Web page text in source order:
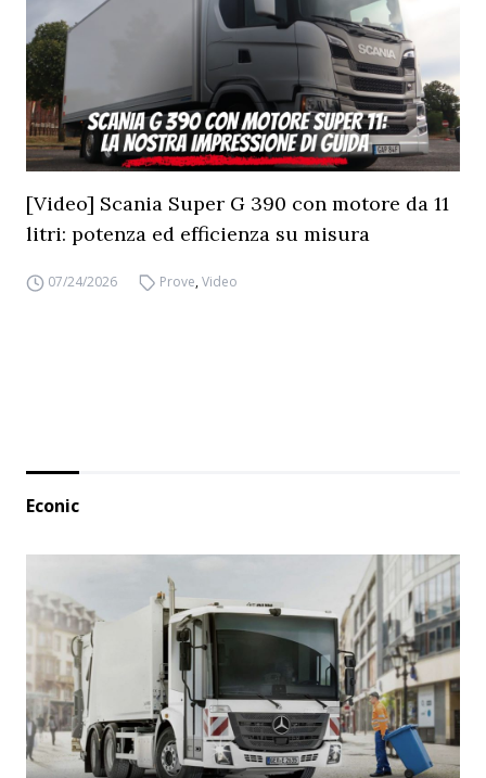
[Video] Scania Super G 390 con motore da 11
litri: potenza ed efficienza su misura
07/24/2026 Prove,Video
Econic